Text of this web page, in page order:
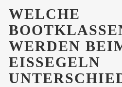
WELCHE
WERDEN
EISSEGELN